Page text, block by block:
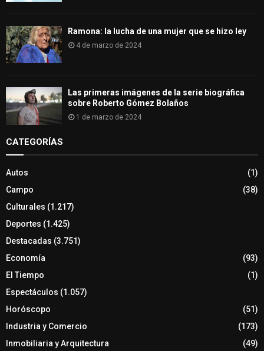
Ramona: la lucha de una mujer que se hizo ley
4 de marzo de 2024
Las primeras imágenes de la serie biográfica
sobre Roberto Gómez Bolaños
1 de marzo de 2024
CATEGORÍAS
Autos
(1)
Campo
(38)
Culturales (1.217)
Deportes (1.425)
Destacadas (3.751)
Economía
(93)
El Tiempo
(1)
Espectáculos (1.057)
Horóscopo
(51)
Industria y Comercio
(173)
Inmobiliaria y Arquitectura
(49)